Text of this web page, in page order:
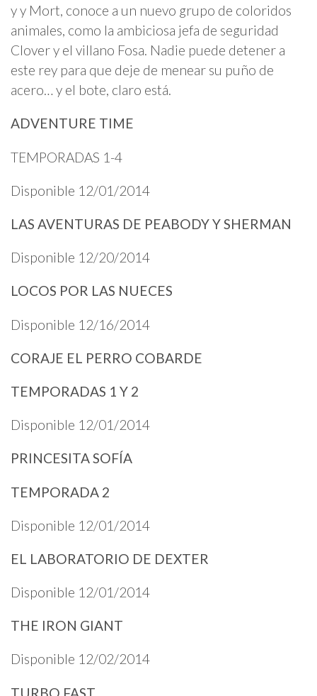
y y Mort, conoce a un nuevo grupo de coloridos
animales, como la ambiciosa jefa de seguridad
Clover y el villano Fosa. Nadie puede detener a
este rey para que deje de menear su puño de
acero… y el bote, claro está.
ADVENTURE TIME
TEMPORADAS 1-4
Disponible 12/01/2014
LAS AVENTURAS DE PEABODY Y SHERMAN
Disponible 12/20/2014
LOCOS POR LAS NUECES
Disponible 12/16/2014
CORAJE EL PERRO COBARDE
TEMPORADAS 1 Y 2
Disponible 12/01/2014
PRINCESITA SOFÍA
TEMPORADA 2
Disponible 12/01/2014
EL LABORATORIO DE DEXTER
Disponible 12/01/2014
THE IRON GIANT
Disponible 12/02/2014
TURBO FAST